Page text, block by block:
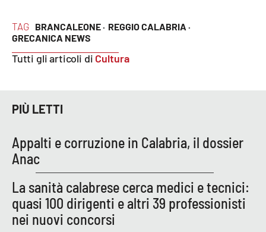
Reggio Calabria
Lamezia Terme
PROGETTI
SPECIALI
LA
CALABRIAVISIONE
TAG BRANCALEONE · REGGIO CALABRIA ·
GRECANICA NEWS
Tutti gli articoli di Cultura
PIÙ LETTI
Appalti e corruzione in Calabria, il dossier
Anac
La sanità calabrese cerca medici e tecnici:
quasi 100 dirigenti e altri 39 professionisti
nei nuovi concorsi